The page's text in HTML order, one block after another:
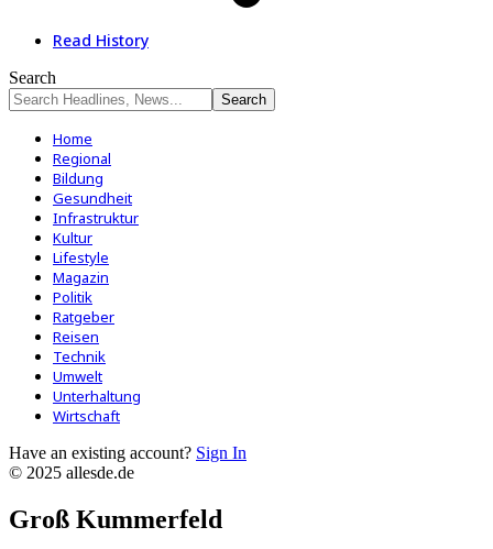
Read History
Search
Home
Regional
Bildung
Gesundheit
Infrastruktur
Kultur
Lifestyle
Magazin
Politik
Ratgeber
Reisen
Technik
Umwelt
Unterhaltung
Wirtschaft
Have an existing account? Sign In
© 2025 allesde.de
Groß Kummerfeld